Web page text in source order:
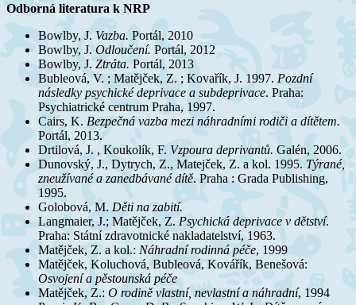
Odborná literatura k NRP
Bowlby, J. Vazba. Portál, 2010
Bowlby, J. Odloučení. Portál, 2012
Bowlby, J. Ztráta. Portál, 2013
Bubleová, V. ; Matějček, Z. ; Kovařík, J. 1997. Pozdní
následky psychické deprivace a subdeprivace. Praha:
Psychiatrické centrum Praha, 1997.
Cairs, K. Bezpečná vazba mezi náhradními rodiči a dítětem.
Portál, 2013.
Drtilová, J. , Koukolík, F. Vzpoura deprivantů. Galén, 2006.
Dunovský, J., Dytrych, Z., Matejček, Z. a kol. 1995. Týrané,
zneužívané a zanedbávané dítě. Praha : Grada Publishing,
1995.
Golobová, M. Děti na zabití.
Langmaier, J.; Matějček, Z. Psychická deprivace v dětství.
Praha: Státní zdravotnické nakladatelství, 1963.
Matějček, Z. a kol.: Náhradní rodinná péče, 1999
Matějček, Koluchová, Bubleová, Kovářík, Benešová:
Osvojení a pěstounská péče
Matějček, Z.: O rodině vlastní, nevlastní a náhradní, 1994